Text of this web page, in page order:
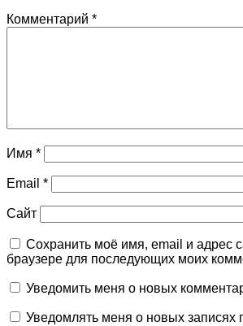
Комментарий *
Имя *
Email *
Сайт
Сохранить моё имя, email и адрес
браузере для последующих моих
Уведомить меня о новых
Уведомлять меня о новых записях